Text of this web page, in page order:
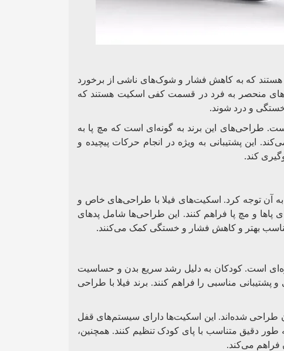
که به کاهش فشار و شوک‌های ناشی از برخورد
منحصر به فرد در قسمت کفی اسکیت هستند که
و درد شوند.
طراحی‌های این برند به گونه‌ای است که مچ پا به
این پشتیبانی به ویژه در انجام حرکات پیچیده و
کند.
آن توجه کرد. اسکیت‌های فیلا با طراحی‌های خاص و
پاها و مچ پا فراهم کنند. این طراحی‌ها شامل پدهای
بهتر و کاهش فشار و خستگی کمک می‌کنند.
است. کودکان به دلیل رشد سریع بدن و حساسیت
پشتیبانی مناسبی را فراهم کنند. برند فیلا با طراحی
طراحی شده‌اند. این اسکیت‌ها دارای سیستم‌های قفل
طور دقیق متناسب با پای کودک تنظیم کنند. همچنین،
فراهم می‌کند.